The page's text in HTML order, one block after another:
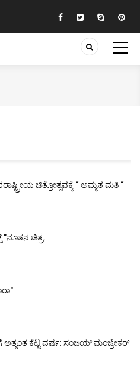
ಚಿತ್ರೋತ್ಸವಕ್ಕೆ “ ಅಮೃತ ಮತಿ “
"ನೂತನ ಚಿತ್ರ.
ಅತ್ಯಂತ ಕೆಟ್ಟ ವರ್ಷ: ಸಂಜಯ್ ಮಂಜ್ರೇಕರ್